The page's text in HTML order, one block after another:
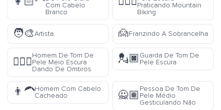
Com Cabelo
Branco
Praticando Mountain
Biking
🧑‍🎨Artista 🙍Franzindo A Sobrancelha
🤷🏾‍♂️
Homem De Tom De
Pele Meio Escura
Dando De Ombros
💂🏿Guarda De Tom De
Pele Escura
👨‍🦱Homem Com Cabelo
Cacheado
🙅🏽
Pessoa De Tom De
Pele Médio
Gesticulando Não